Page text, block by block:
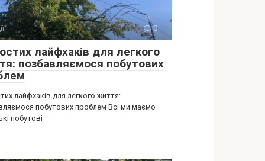
0
лайфхаків для легкого
позбавляємося побутових
лайфхаків для легкого життя:
побутових проблем Всі ми маємо
побутові